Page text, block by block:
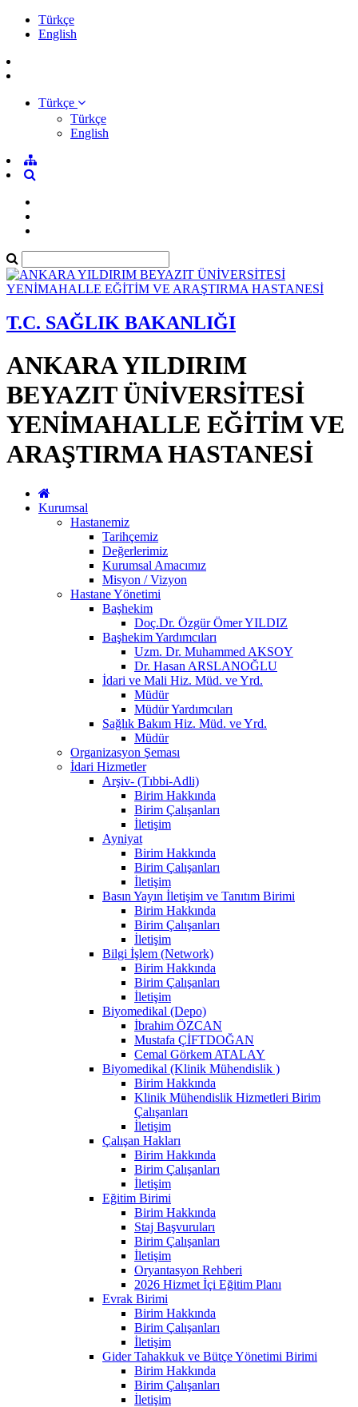
Türkçe
English
Türkçe
Türkçe
English
T.C. SAĞLIK BAKANLIĞI
ANKARA YILDIRIM
BEYAZIT ÜNİVERSİTESİ
YENİMAHALLE EĞİTİM VE
ARAŞTIRMA HASTANESİ
Kurumsal
Hastanemiz
Tarihçemiz
Değerlerimiz
Kurumsal Amacımız
Misyon / Vizyon
Hastane Yönetimi
Başhekim
Doç.Dr. Özgür Ömer YILDIZ
Başhekim Yardımcıları
Uzm. Dr. Muhammed AKSOY
Dr. Hasan ARSLANOĞLU
İdari ve Mali Hiz. Müd. ve Yrd.
Müdür
Müdür Yardımcıları
Sağlık Bakım Hiz. Müd. ve Yrd.
Müdür
Organizasyon Şeması
İdari Hizmetler
Arşiv- (Tıbbi-Adli)
Birim Hakkında
Birim Çalışanları
İletişim
Ayniyat
Birim Hakkında
Birim Çalışanları
İletişim
Basın Yayın İletişim ve Tanıtım Birimi
Birim Hakkında
Birim Çalışanları
İletişim
Bilgi İşlem (Network)
Birim Hakkında
Birim Çalışanları
İletişim
Biyomedikal (Depo)
İbrahim ÖZCAN
Mustafa ÇİFTDOĞAN
Cemal Görkem ATALAY
Biyomedikal (Klinik Mühendislik )
Birim Hakkında
Klinik Mühendislik Hizmetleri Birim
Çalışanları
İletişim
Çalışan Hakları
Birim Hakkında
Birim Çalışanları
İletişim
Eğitim Birimi
Birim Hakkında
Staj Başvuruları
Birim Çalışanları
İletişim
Oryantasyon Rehberi
2026 Hizmet İçi Eğitim Planı
Evrak Birimi
Birim Hakkında
Birim Çalışanları
İletişim
Gider Tahakkuk ve Bütçe Yönetimi Birimi
Birim Hakkında
Birim Çalışanları
İletişim